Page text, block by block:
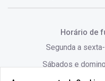
Horário de
Segunda a
Sábados e